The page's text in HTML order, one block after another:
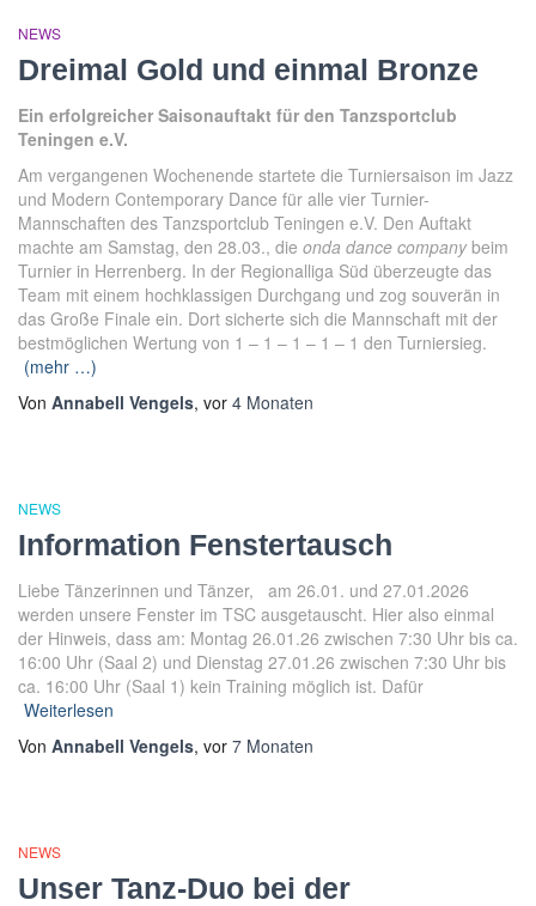
NEWS
Dreimal Gold und einmal Bronze
Ein erfolgreicher Saisonauftakt für den Tanzsportclub
Teningen e.V.
Am vergangenen Wochenende startete die Turniersaison im Jazz
und Modern Contemporary Dance für alle vier Turnier-
Mannschaften des Tanzsportclub Teningen e.V. Den Auftakt
machte am Samstag, den 28.03., die onda dance companybeim
Turnier in Herrenberg. In der Regionalliga Süd überzeugte das
Team mit einem hochklassigen Durchgang und zog souverän in
das Große Finale ein. Dort sicherte sich die Mannschaft mit der
bestmöglichen Wertung von 1 – 1 – 1 – 1 – 1 den Turniersieg.
(mehr …)
Von Annabell Vengels, vor 4 Monaten
NEWS
Information Fenstertausch
Liebe Tänzerinnen und Tänzer, am 26.01. und 27.01.2026
werden unsere Fenster im TSC ausgetauscht. Hier also einmal
der Hinweis, dass am: Montag 26.01.26 zwischen 7:30 Uhr bis ca.
16:00 Uhr (Saal 2) und Dienstag 27.01.26 zwischen 7:30 Uhr bis
ca. 16:00 Uhr (Saal 1) kein Training möglich ist. Dafür
Weiterlesen
Von Annabell Vengels, vor 7 Monaten
NEWS
Unser Tanz-Duo bei der